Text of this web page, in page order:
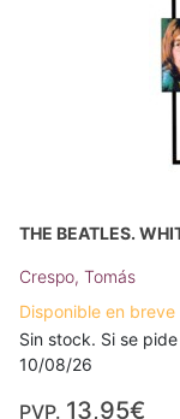
THE BEATLES.
Crespo, Tomás
Disponible en breve
Sin stock. Si se
10/08/26
PVP. 13,95€